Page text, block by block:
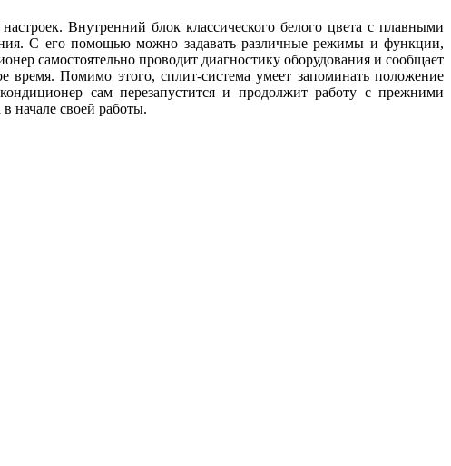
Внутренний блок классического белого цвета с плавными
С его помощью можно задавать различные режимы и функции,
самостоятельно проводит диагностику оборудования и сообщает
Помимо этого, сплит-система умеет запоминать положение
сам перезапустится и продолжит работу с прежними
начале своей работы.